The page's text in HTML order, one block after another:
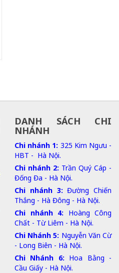
DANH SÁCH CHI
NHÁNH
Chi nhánh 1: 325 Kim Ngưu -
HBT - Hà Nội.
Chi nhánh 2: Trần Quý Cáp -
Đống Đa - Hà Nội.
Chi nhánh 3: Đường Chiến
Thắng - Hà Đông - Hà Nội.
Chi nhánh 4:
Hoàng Công
Chất - Từ Liêm - Hà Nội.
Chi Nhánh 5: Nguyễn Văn Cừ
- Long Biên - Hà Nội.
Chi Nhánh 6: Hoa Bằng -
Cầu Giấy - Hà Nội.